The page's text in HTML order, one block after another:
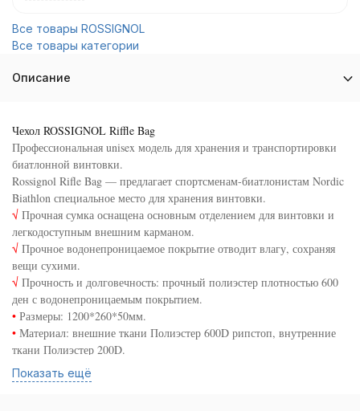
Все товары ROSSIGNOL
Все товары категории
Описание
Чехол ROSSIGNOL Riffle Bag
Профессиональная unisex модель для хранения и транспортировки
биатлонной винтовки.
Rossignol Rifle Bag — предлагает спортсменам-биатлонистам Nordic
Biathlon специальное место для хранения винтовки.
√ Прочная сумка оснащена основным отделением для винтовки и
легкодоступным внешним карманом.
√ Прочное водонепроницаемое покрытие отводит влагу, сохраняя
вещи сухими.
√ Прочность и долговечность: прочный полиэстер плотностью 600
ден с водонепроницаемым покрытием.
• Размеры: 1200*260*50мм.
• Материал: внешние ткани Полиэстер 600D рипстоп, внутренние
ткани Полиэстер 200D.
•Вес: 700 гр.
Сконцентрируйтесь, тренируйтесь и Вы всё преодолеете!
Показать ещё